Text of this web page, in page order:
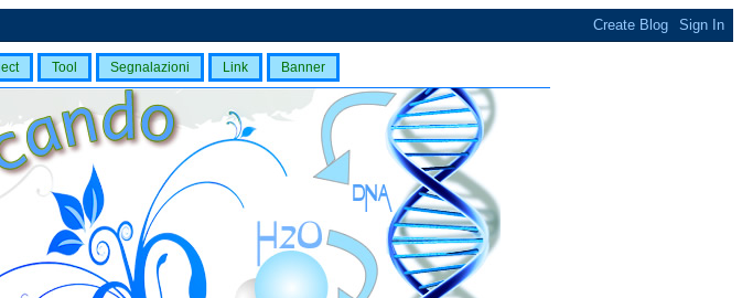
Tool Segnalazioni Link Banner